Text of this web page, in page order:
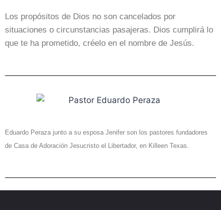
Los propósitos de Dios no son cancelados por
situaciones o circunstancias pasajeras. Dios cumplirá lo
que te ha prometido, créelo en el nombre de Jesús.
Eduardo Peraza junto a su esposa Jenifer son los pastores fundadores
de Casa de Adoración Jesucristo el Libertador, en Killeen Texas.